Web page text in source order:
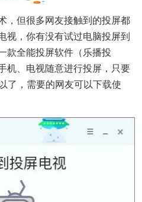
，但很多网友接触到的投屏都
视，你有没有试过电脑投屏到
款全能投屏软件（乐播投
机、电视随意进行投屏，只要
了，需要的网友可以下载使